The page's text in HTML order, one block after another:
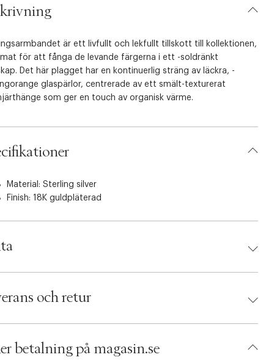
är ett livfullt och lekfullt tillskott till kollektionen,
för att fånga de levande färgerna i ett -soldränkt
Det här plagget har en kontinuerlig sträng av läckra, -
glaspärlor, centrerade av ett smält-texturerat
som ger en touch av organisk värme.
i 18K - 925 sterlingsilver med e-beläggning.
en hel sträng av livfulla orange glaspärlor och en unikt
guldhjärtat charm.
allergivänlig för bekväm vardagsklädsel.
16 cm + 3 cm flex.
Material: Sterling silver
Finish: 18K guldpläterad
S15457320
och retur
betalning på magasin.se